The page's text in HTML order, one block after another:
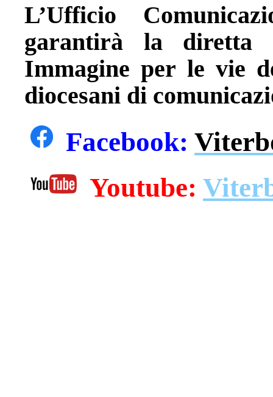
L’Ufficio
garantirà la diretta
Immagine per le vie
diocesani di
Facebook:
Youtube: